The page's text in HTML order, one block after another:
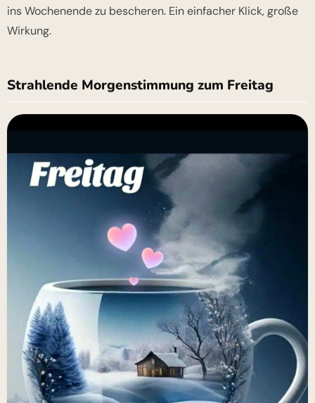
ins Wochenende zu bescheren. Ein einfacher Klick, große
Wirkung.
Strahlende Morgenstimmung zum Freitag